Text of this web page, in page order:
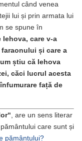
când venea
lui și prin armata lui
se spune în
Iehova, care v-a
și care a
știu că Iehova
căci lucrul acesta
față de
, are un sens literar
care sunt și
pământului?